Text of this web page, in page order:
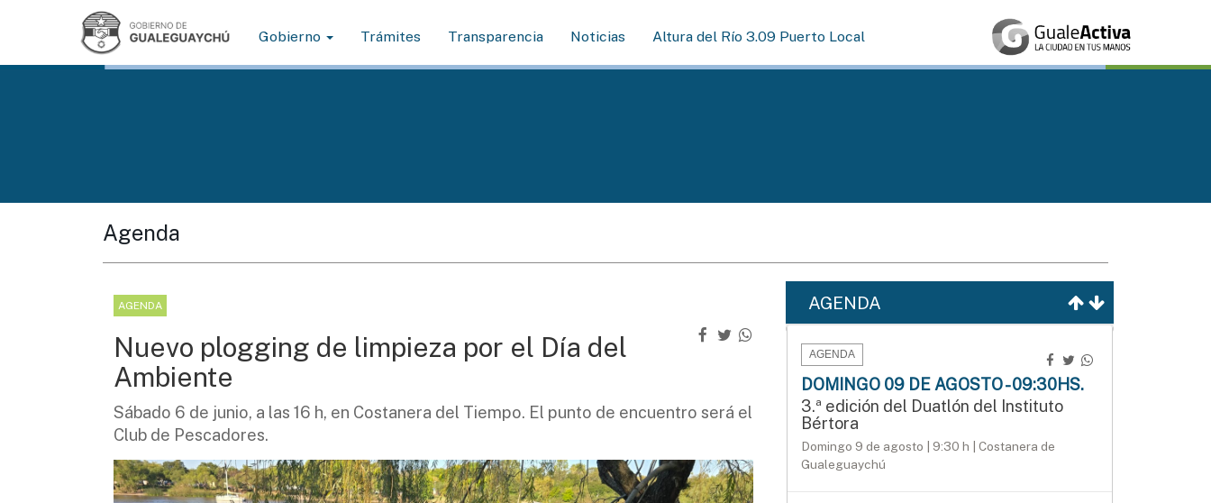
Gobierno Trámites Transparencia Noticias Altura del Río 3.09 Puerto Local
Agenda
AGENDA
Nuevo plogging de limpieza por el Día del
Ambiente
Sábado 6 de junio, a las 16 h, en Costanera del Tiempo. El punto de encuentro será el
Club de Pescadores.
AGENDA
AGENDA
DOMINGO 09 DE AGOSTO - 09:30HS.
3.ª edición del Duatlón del Instituto
Bértora
Domingo 9 de agosto | 9:30 h | Costanera de
Gualeguaychú